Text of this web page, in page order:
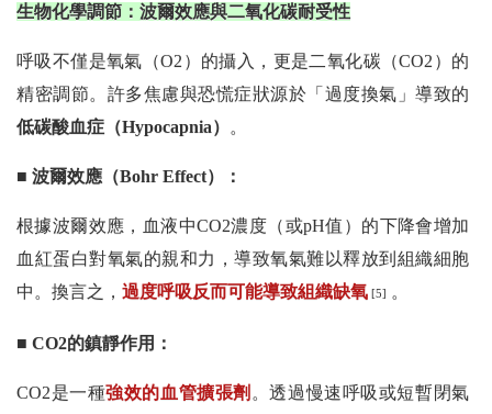
生物化學調節：波爾效應與二氧化碳耐受性
呼吸不僅是氧氣（O2）的攝入，更是二氧化碳（CO2）的
精密調節。許多焦慮與恐慌症狀源於「過度換氣」導致的
低碳酸血症（Hypocapnia）
。
■ 波爾效應（Bohr Effect）：
根據波爾效應，血液中CO2濃度（或pH值）的下降會增加
血紅蛋白對氧氣的親和力，導致氧氣難以釋放到組織細胞
中。換言之， 過度呼吸反而可能導致組織缺氧 [5] 。
■ CO2的鎮靜作用：
CO2是一種強效的血管擴張劑 。透過慢速呼吸或短暫閉氣